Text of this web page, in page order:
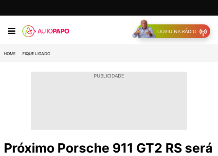
OUVIU NA RÁDIO
HOME FIQUE LIGADO
Próximo Porsche 911 GT2 RS será